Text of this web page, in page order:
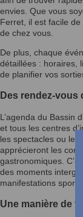
envies. Que vous
Ferret, il est facile
de chez vous.
De plus, chaque
détaillées : horaires,
de planifier vos
Des rendez-vous
L’agenda du Bassin
et tous les centres
les spectacles ou
apprécieront les
gastronomiques.
des moments
manifestations
Une manière de